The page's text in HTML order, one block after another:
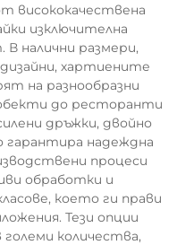
висококачествена
изключителна
налични размери,
хартиените
на разнообразни
до ресторанти
дръжки, двойно
гарантира надеждна
процеси
обработки и
което ги прави
Тези опции
количества,